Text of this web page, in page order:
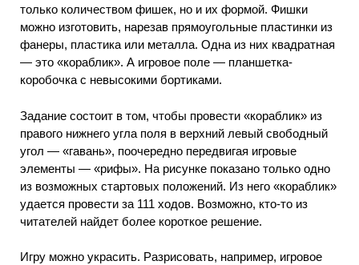
только количеством фишек, но и их формой. Фишки
можно изготовить, нарезав прямоугольные пластинки из
фанеры, пластика или металла. Одна из них квадратная
— это «кораблик». А игровое поле — планшетка-
коробочка с невысокими бортиками.
Задание состоит в том, чтобы провести «кораблик» из
правого нижнего угла поля в верхний левый свободный
угол — «гавань», поочередно передвигая игровые
элементы — «рифы». На рисунке показано только одно
из возможных стартовых положений. Из него «кораблик»
удается провести за 111 ходов. Возможно, кто-то из
читателей найдет более короткое решение.
Игру можно украсить. Разрисовать, например, игровое